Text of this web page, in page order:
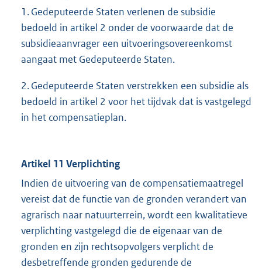
1. Gedeputeerde Staten verlenen de subsidie
bedoeld in artikel 2 onder de voorwaarde dat de
subsidieaanvrager een uitvoeringsovereenkomst
aangaat met Gedeputeerde Staten.
2. Gedeputeerde Staten verstrekken een subsidie als
bedoeld in artikel 2 voor het tijdvak dat is vastgelegd
in het compensatieplan.
Artikel 11 Verplichting
Indien de uitvoering van de compensatiemaatregel
vereist dat de functie van de gronden verandert van
agrarisch naar natuurterrein, wordt een kwalitatieve
verplichting vastgelegd die de eigenaar van de
gronden en zijn rechtsopvolgers verplicht de
desbetreffende gronden gedurende de